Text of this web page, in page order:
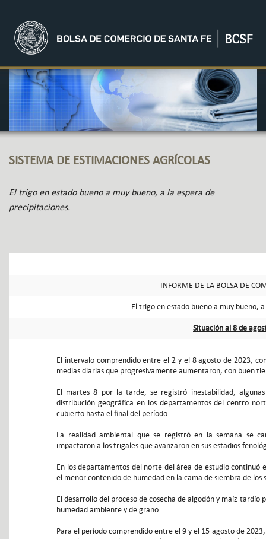
SISTEMA DE ESTIMACIONES AGRÍCOLAS
El trigo en estado bueno a muy bueno, a la espera de
precipitaciones.
INFORME DE LA BOLSA DE
El trigo en estado bueno a muy bueno,
Situación al 8 de
El intervalo comprendido entre el 2 y el 8 agosto de 2023,
medias diarias que progresivamente aumentaron, con buen
El martes 8 por la tarde, se registró inestabilidad,
distribución geográfica en los departamentos del centro
cubierto hasta el final del período.
La realidad ambiental que se registró en la semana se
impactaron a los trigales que avanzaron en sus estadios
En los departamentos del norte del área de estudio continuó
el menor contenido de humedad en la cama de siembra de los
El desarrollo del proceso de cosecha de algodón y maíz
humedad ambiente y de grano
Para el período comprendido entre el 9 y el 15 agosto de